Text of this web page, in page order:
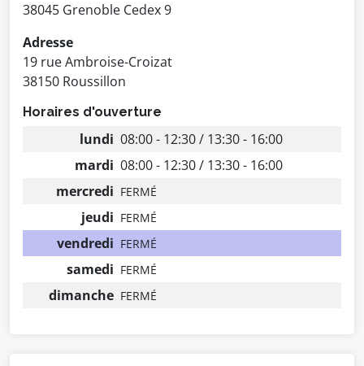
38045 Grenoble Cedex 9
Adresse
19 rue Ambroise-Croizat
38150 Roussillon
Horaires d'ouverture
lundi 08:00 - 12:30 / 13:30 - 16:00
mardi 08:00 - 12:30 / 13:30 - 16:00
mercredi FERMÉ
jeudi FERMÉ
vendredi FERMÉ
samedi FERMÉ
dimanche FERMÉ